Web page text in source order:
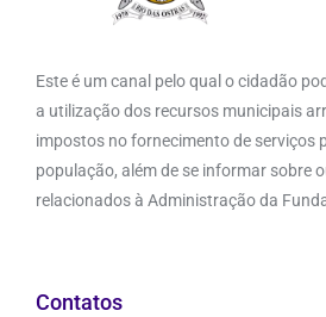
Este é um canal pelo qual o cidadão
a utilização dos recursos municipais
impostos no fornecimento de serviços
população, além de se informar sobre
relacionados à Administração da
Contatos